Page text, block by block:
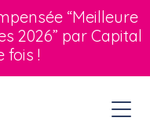
“Meilleure
2026” par Capital
fois !